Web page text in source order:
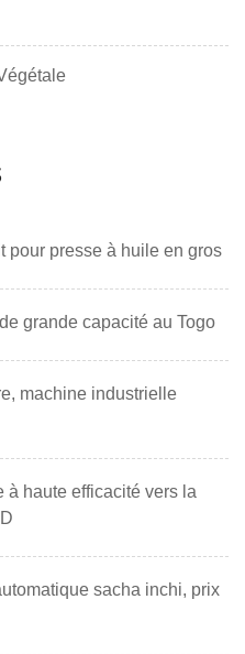
pour presse à huile en gros
grande capacité au Togo
machine industrielle
à haute efficacité vers la
sacha inchi, prix